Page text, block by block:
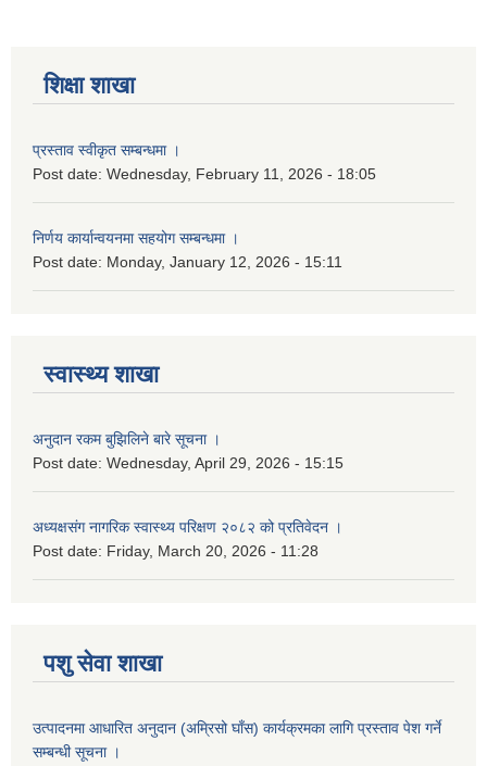
शिक्षा शाखा
प्रस्ताव स्वीकृत सम्बन्धमा ।
Post date: Wednesday, February 11, 2026 - 18:05
निर्णय कार्यान्वयनमा सहयोग सम्बन्धमा ।
Post date: Monday, January 12, 2026 - 15:11
स्वास्थ्य शाखा
अनुदान रकम बुझिलिने बारे सूचना ।
Post date: Wednesday, April 29, 2026 - 15:15
अध्यक्षसंग नागरिक स्वास्थ्य परिक्षण २०८२ को प्रतिवेदन ।
Post date: Friday, March 20, 2026 - 11:28
पशु सेवा शाखा
उत्पादनमा आधारित अनुदान (अम्रिसो घाँस) कार्यक्रमका लागि प्रस्ताव पेश गर्ने
सम्बन्धी सूचना ।